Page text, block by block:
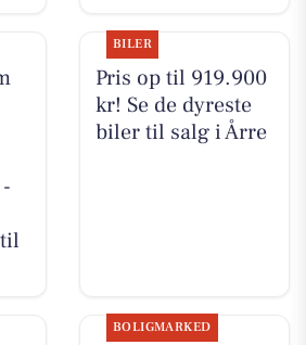
BILER
Pris op til 919.900
kr! Se de dyreste
biler til salg i Årre
BOLIGMARKED